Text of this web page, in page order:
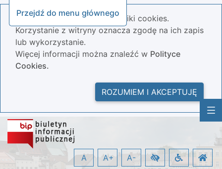
Przejdź do menu głównego
Nasza strona wykorzystuje pliki cookies.
Korzystanie z witryny oznacza zgodę na ich zapis
lub wykorzystanie.
Więcej informacji można znaleźć w Polityce
Cookies.
ROZUMIEM I AKCEPTUJĘ
A A+ A-